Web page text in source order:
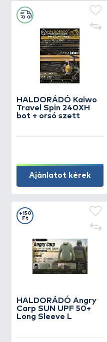
HALDORÁDÓ Kaiwo
Travel Spin 240XH
bot + orsó szett
Ajánlatot kérek
HALDORÁDÓ Angry
Carp SUN UPF 50+
Long Sleeve L
+150
Ft